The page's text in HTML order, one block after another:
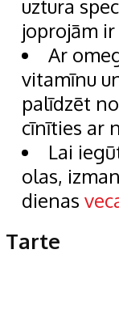
uztura
joprojām
Ar
vitamīnu
palīdzēt
cīnīties ar
Lai
olas,
dienas
Tarte